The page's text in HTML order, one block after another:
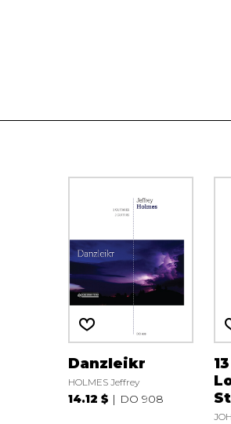
Danzleikr
HOLMES Jeffrey
14.12 $ DO 908